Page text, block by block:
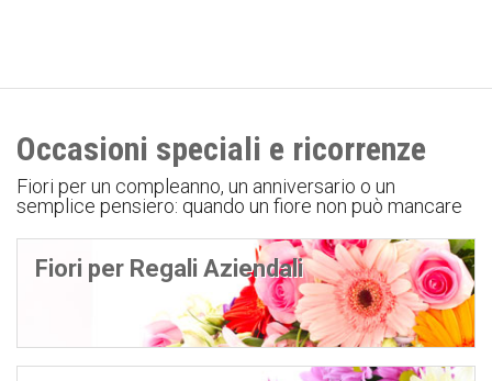
Occasioni speciali e ricorrenze
Fiori per un compleanno, un anniversario o un
semplice pensiero: quando un fiore non può mancare
Fiori per Regali Aziendali